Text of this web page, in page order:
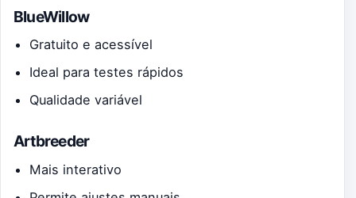
BlueWillow
Gratuito e acessível
Ideal para testes rápidos
Qualidade variável
Artbreeder
Mais interativo